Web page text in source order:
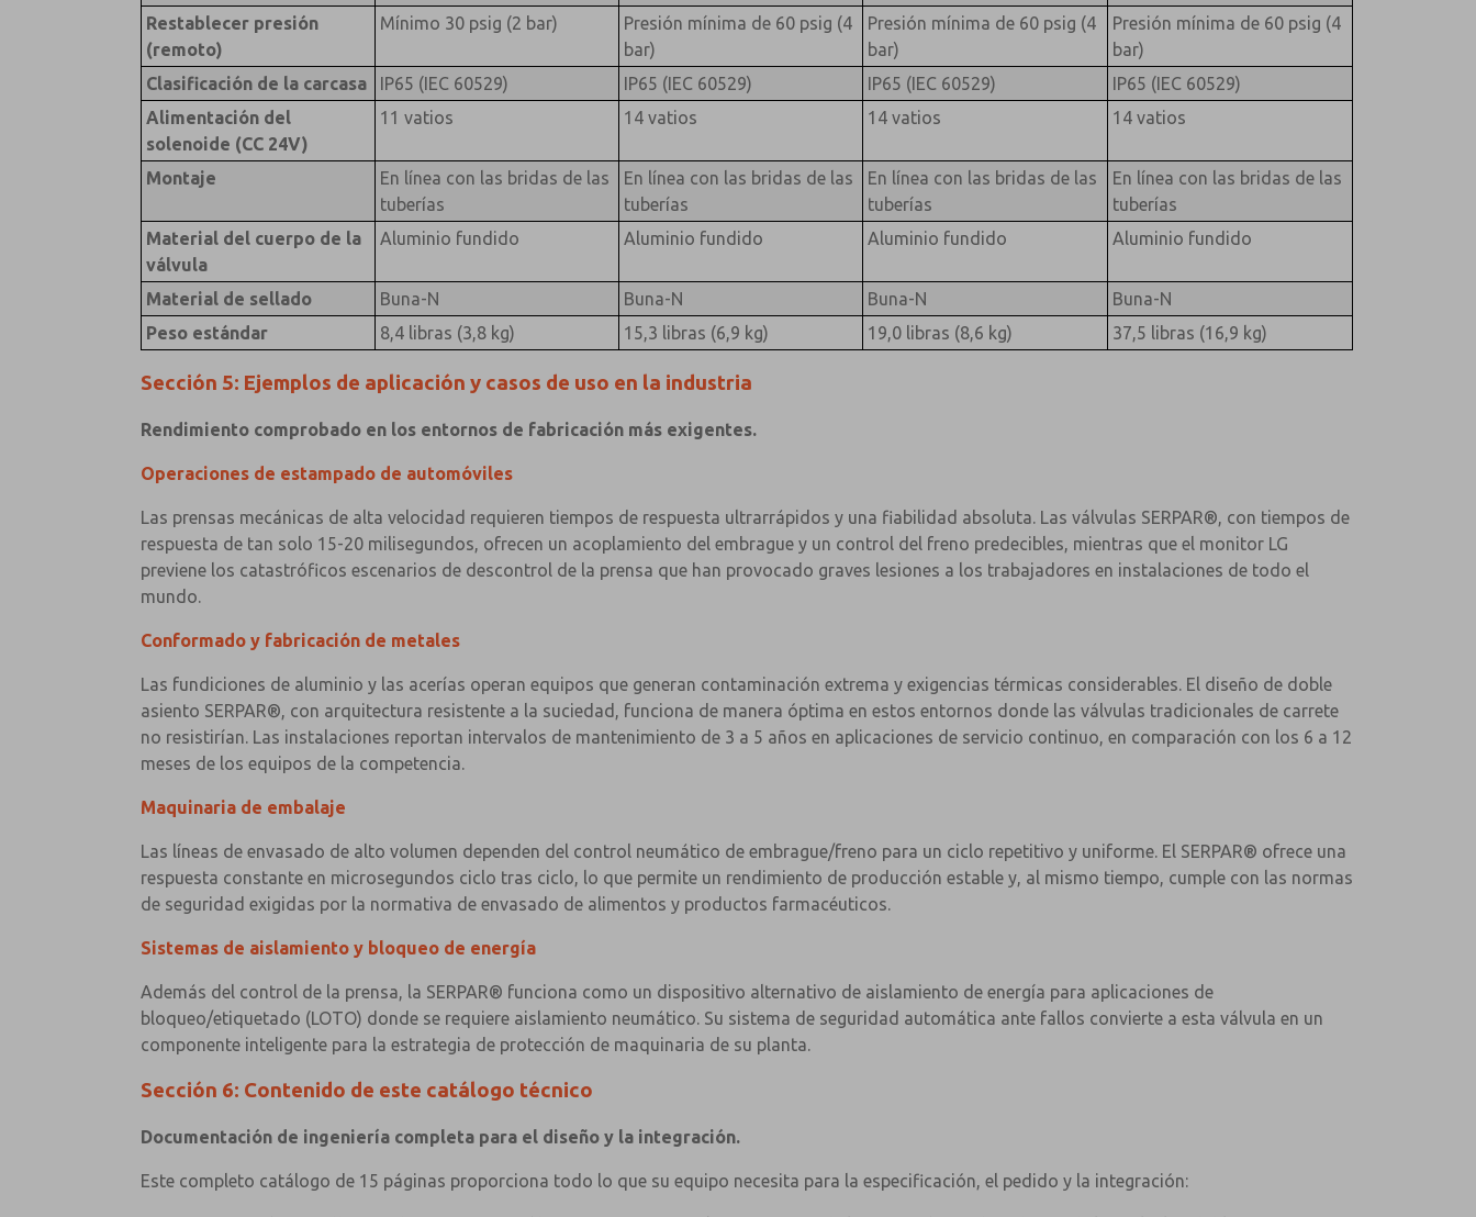
Restablecer presión
(remoto)
Mínimo 30 psig (2 bar)
Presión mínima de 60 psig (4
bar)
Presión mínima de 60 psig (4
bar)
Presión mínima de 60 psig (4
bar)
Clasificación de la carcasa
IP65 (IEC 60529) IP65 (IEC 60529) IP65 (IEC 60529)
IP65 (IEC 60529)
Alimentación del
solenoide (CC 24V)
11 vatios 14 vatios 14 vatios 14 vatios
Montaje
En línea con las bridas de las
tuberías
En línea con las bridas de las
tuberías
En línea con las bridas de las
tuberías
En línea con las bridas de las
tuberías
Material del cuerpo de la
válvula
Aluminio fundido Aluminio fundido Aluminio fundido Aluminio fundido
Material de sellado Buna-N Buna-N Buna-N
Buna-N
Peso estándar
8,4 libras (3,8 kg) 15,3 libras (6,9 kg) 19,0 libras (8,6 kg) 37,5 libras (16,9 kg)
Sección 5: Ejemplos de aplicación y casos de uso en la industria
Rendimiento comprobado en los entornos de fabricación más exigentes.
Operaciones de estampado de automóviles
Las prensas mecánicas de alta velocidad requieren tiempos de respuesta ultrarrápidos y una fiabilidad absoluta. Las válvulas SERPAR®, con tiempos de
respuesta de tan solo 15-20 milisegundos, ofrecen un acoplamiento del embrague y un control del freno predecibles, mientras que el monitor LG
previene los catastróficos escenarios de descontrol de la prensa que han provocado graves lesiones a los trabajadores en instalaciones de todo el
mundo.
Conformado y fabricación de metales
Las fundiciones de aluminio y las acerías operan equipos que generan contaminación extrema y exigencias térmicas considerables. El diseño de doble
asiento SERPAR®, con arquitectura resistente a la suciedad, funciona de manera óptima en estos entornos donde las válvulas tradicionales de carrete
no resistirían. Las instalaciones reportan intervalos de mantenimiento de 3 a 5 años en aplicaciones de servicio continuo, en comparación con los 6 a 12
meses de los equipos de la competencia.
Maquinaria de embalaje
Las líneas de envasado de alto volumen dependen del control neumático de embrague/freno para un ciclo repetitivo y uniforme. El SERPAR® ofrece una
respuesta constante en microsegundos ciclo tras ciclo, lo que permite un rendimiento de producción estable y, al mismo tiempo, cumple con las normas
de seguridad exigidas por la normativa de envasado de alimentos y productos farmacéuticos.
Sistemas de aislamiento y bloqueo de energía
Además del control de la prensa, la SERPAR® funciona como un dispositivo alternativo de aislamiento de energía para aplicaciones de
bloqueo/etiquetado (LOTO) donde se requiere aislamiento neumático. Su sistema de seguridad automática ante fallos convierte a esta válvula en un
componente inteligente para la estrategia de protección de maquinaria de su planta.
Sección 6: Contenido de este catálogo técnico
Documentación de ingeniería completa para el diseño y la integración.
Este completo catálogo de 15 páginas proporciona todo lo que su equipo necesita para la especificación, el pedido y la integración: